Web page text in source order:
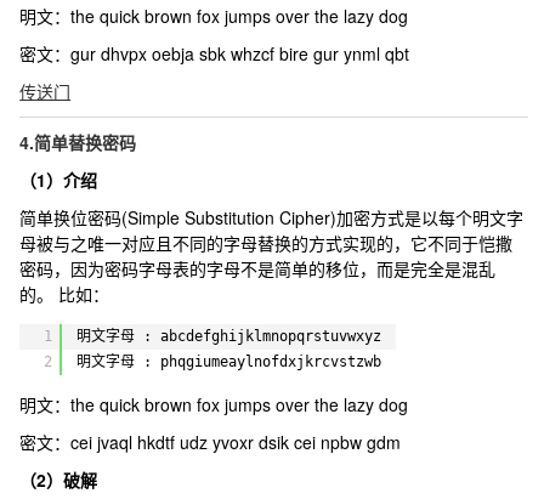
明文：the quick brown fox jumps over the lazy dog
密文：gur dhvpx oebja sbk whzcf bire gur ynml qbt
传送门
4.简单替换密码
（1）介绍
简单换位密码(Simple Substitution Cipher)加密方式是以每个明文字
母被与之唯一对应且不同的字母替换的方式实现的，它不同于恺撒
密码，因为密码字母表的字母不是简单的移位，而是完全是混乱
的。 比如：
1
2
明文字母 : abcdefghijklmnopqrstuvwxyz
明文字母 : phqgiumeaylnofdxjkrcvstzwb
明文：the quick brown fox jumps over the lazy dog
密文：cei jvaql hkdtf udz yvoxr dsik cei npbw gdm
（2）破解